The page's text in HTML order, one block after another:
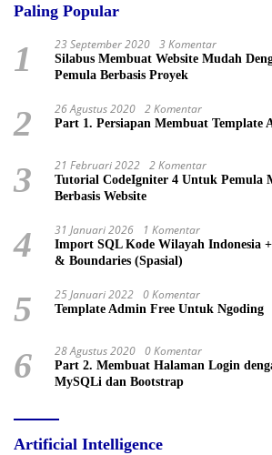
Paling Popular
1 23 September 2020 3 Komentar
Silabus Membuat Website Mudah
Pemula Berbasis Proyek
2 26 Agustus 2020 2 Komentar
Part 1. Persiapan Membuat Template
3 21 Februari 2022 2 Komentar
Tutorial CodeIgniter 4 Untuk Pemula
Berbasis Website
4 31 Januari 2026 1 Komentar
Import SQL Kode Wilayah Indonesia
& Boundaries (Spasial)
5 25 Januari 2022 0 Komentar
Template Admin Free Untuk Ngoding
6 28 Agustus 2020 0 Komentar
Part 2. Membuat Halaman Login
MySQLi dan Bootstrap
Artificial Intelligence